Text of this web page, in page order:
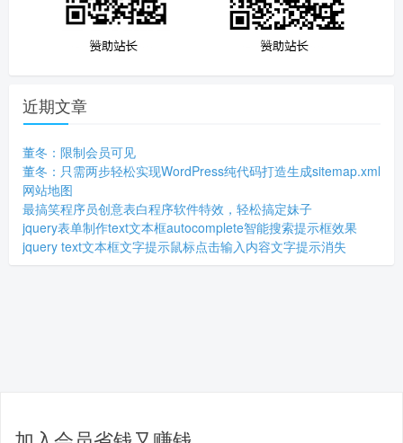
近期文章
董冬：限制会员可见
董冬：只需两步轻松实现WordPress纯代码打造生成sitemap.xml
网站地图
最搞笑程序员创意表白程序软件特效，轻松搞定妹子
jquery表单制作text文本框autocomplete智能搜索提示框效果
jquery text文本框文字提示鼠标点击输入内容文字提示消失